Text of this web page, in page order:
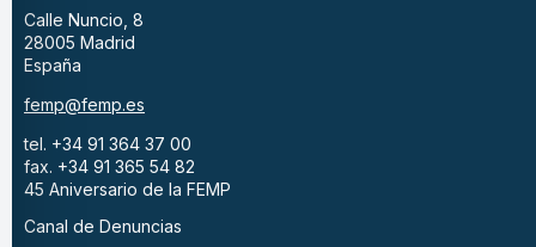
Calle Nuncio, 8
28005 Madrid
España
femp@femp.es
tel. +34 91 364 37 00
fax. +34 91 365 54 82
45 Aniversario de la FEMP
Canal de Denuncias